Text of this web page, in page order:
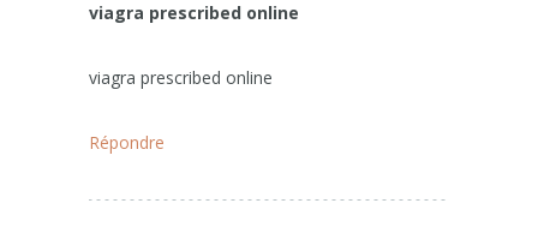
viagra prescribed online
viagra prescribed online
Répondre